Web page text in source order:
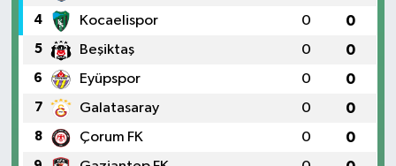
4 Kocaelispor 0 0
5 Beşiktaş 0 0
6 Eyüpspor 0 0
7 Galatasaray 0 0
8 Çorum FK 0 0